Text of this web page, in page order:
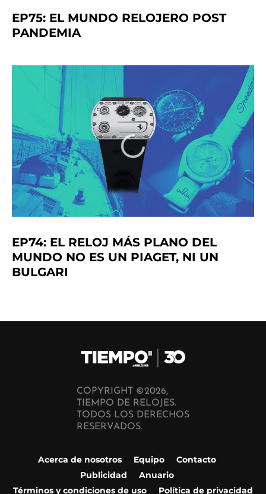
EP75: EL MUNDO RELOJERO POST
PANDEMIA
EP74: EL RELOJ MÁS PLANO DEL
MUNDO NO ES UN PIAGET, NI UN
BULGARI
COPYRIGHT ©2026,
TIEMPO DE RELOJES.
TODOS LOS DERECHOS
RESERVADOS.
Acerca de nosotros Equipo
Contacto
Publicidad
Anuario
Términos y condiciones de uso
Política de privacidad